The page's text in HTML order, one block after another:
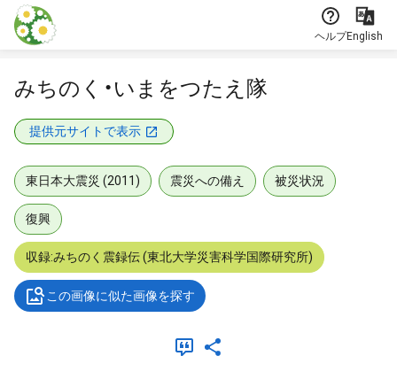
本文に飛ぶ
ヘルプEnglish
みちのく・いまをつたえ隊
提供元サイトで表示
東日本大震災 (2011) 震災への備え 被災状況
復興
収録:みちのく震録伝 (東北大学災害科学国際研究所)
この画像に似た画像を探す